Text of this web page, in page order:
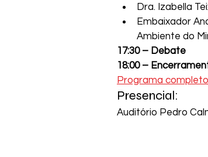
Dra. Izabella
Embaixador
Ambiente do
17:30 – Debate
18:00 –
Programa completo
Presencial:
Auditório Pedro